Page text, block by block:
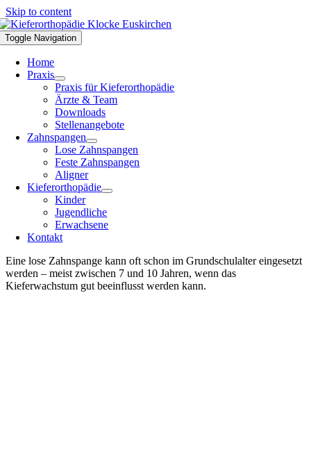
Skip to content
Toggle Navigation
Home
Praxis
Praxis für Kieferorthopädie
Ärzte & Team
Downloads
Stellenangebote
Zahnspangen
Lose Zahnspangen
Feste Zahnspangen
Aligner
Kieferorthopädie
Kinder
Jugendliche
Erwachsene
Kontakt
Eine lose Zahnspange kann oft schon im Grundschulalter eingesetzt
werden – meist zwischen 7 und 10 Jahren, wenn das
Kieferwachstum gut beeinflusst werden kann.